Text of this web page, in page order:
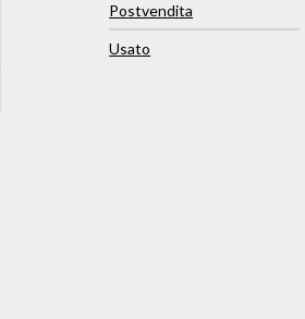
Postvendita
Usato